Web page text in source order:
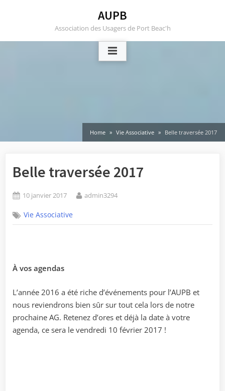
AUPB
Association des Usagers de Port Beac'h
Home Vie Associative Belle traversée 2017
Belle traversée 2017
Posted
10 janvier 2017 By
admin3294
Vie Associative
À vos agendas
L’année 2016 a été riche d’événements pour l’AUPB et
nous reviendrons bien sûr sur tout cela lors de notre
prochaine AG. Retenez d’ores et déjà la date à votre
agenda, ce sera le vendredi 10 février 2017 !